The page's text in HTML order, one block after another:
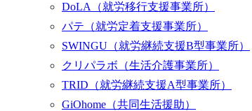
DoLA
（就労移行支援事業所）
パテ （就労定着支援事業所）
SWINGU （就労継続支援B型事業所）
クリパラボ （生活介護事業所）
TRID （就労継続支援A型事業所）
GiOhome （共同生活援助）